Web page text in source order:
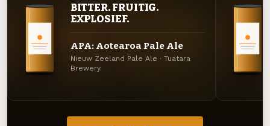
BITTER. FRUITIG.
EXPLOSIEF.
APA: Aotearoa Pale Ale
Nieuw Zeeland Pale Ale · Tuatara
Brewery